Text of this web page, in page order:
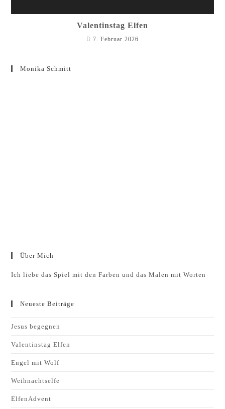
Valentinstag Elfen
7. Februar 2026
Monika Schmitt
Über Mich
Ich liebe das Spiel mit den Farben und das Malen mit Worten
Neueste Beiträge
Jesus begegnen
Valentinstag Elfen
Engel mit Wolf
Weihnachtselfe
ElfenAdvent